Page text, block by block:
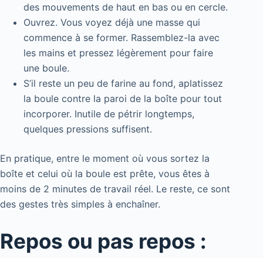
des mouvements de haut en bas ou en cercle.
Ouvrez. Vous voyez déjà une masse qui
commence à se former. Rassemblez-la avec
les mains et pressez légèrement pour faire
une boule.
S’il reste un peu de farine au fond, aplatissez
la boule contre la paroi de la boîte pour tout
incorporer. Inutile de pétrir longtemps,
quelques pressions suffisent.
En pratique, entre le moment où vous sortez la
boîte et celui où la boule est prête, vous êtes à
moins de 2 minutes de travail réel. Le reste, ce sont
des gestes très simples à enchaîner.
Repos ou pas repos :